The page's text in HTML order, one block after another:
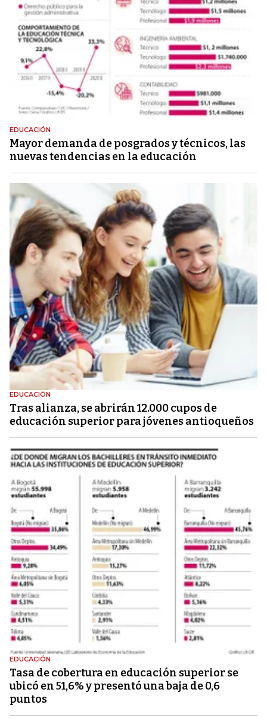
EDUCACIÓN
Mayor demanda de posgrados y técnicos, las
nuevas tendencias en la educación
EDUCACIÓN
Tras alianza, se abrirán 12.000 cupos de
educación superior para jóvenes antioqueños
EDUCACIÓN
Tasa de cobertura en educación superior se
ubicó en 51,6% y presentó una baja de 0,6
puntos